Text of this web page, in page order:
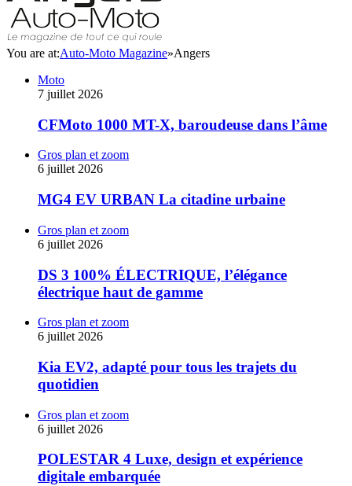
You are at:Auto-Moto Magazine»Angers
Moto
7 juillet 2026
CFMoto 1000 MT-X, baroudeuse dans l’âme
Gros plan et zoom
6 juillet 2026
MG4 EV URBAN La citadine urbaine
Gros plan et zoom
6 juillet 2026
DS 3 100% ÉLECTRIQUE, l’élégance
électrique haut de gamme
Gros plan et zoom
6 juillet 2026
Kia EV2, adapté pour tous les trajets du
quotidien
Gros plan et zoom
6 juillet 2026
POLESTAR 4 Luxe, design et expérience
digitale embarquée